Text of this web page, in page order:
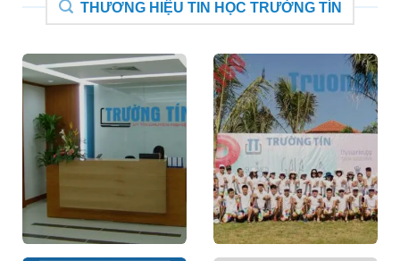
THƯƠNG HIỆU TIN HỌC TRƯỜNG TÍN